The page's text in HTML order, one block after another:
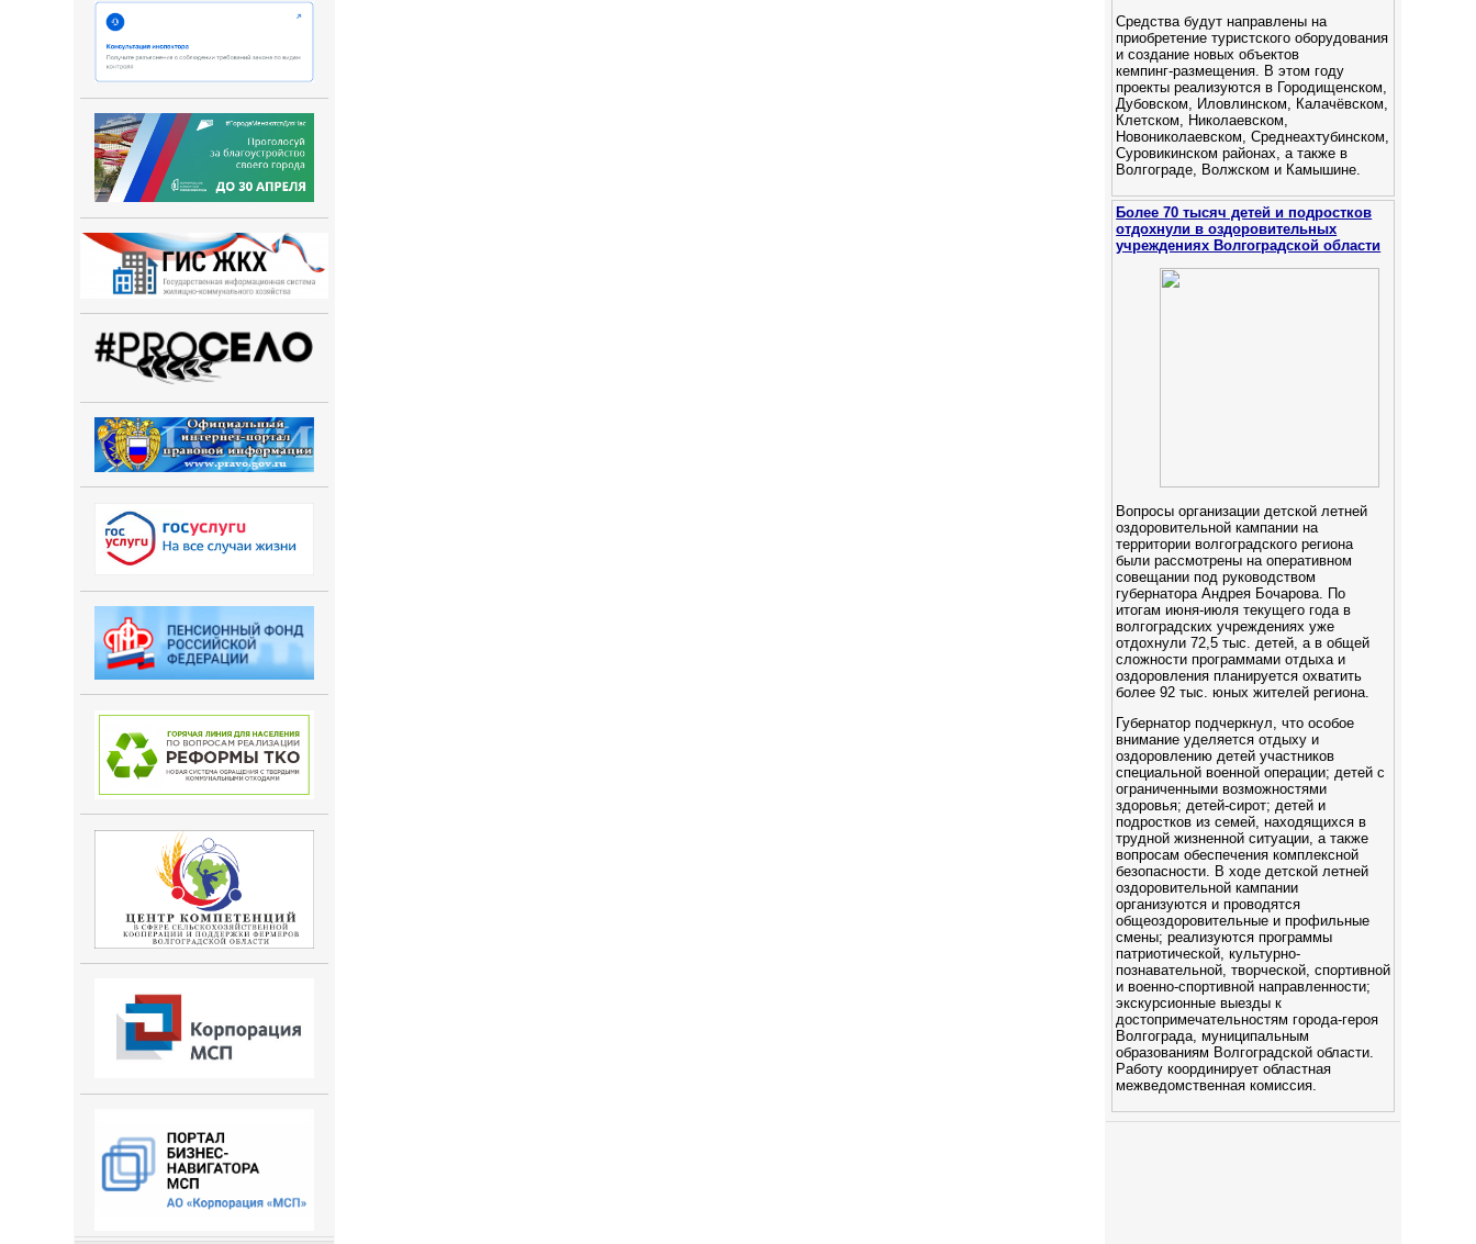
Средства будут направлены на
приобретение туристского оборудования
и создание новых объектов
кемпинг‑размещения. В этом году
проекты реализуются в Городищенском,
Дубовском, Иловлинском, Калачёвском,
Клетском, Николаевском,
Новониколаевском, Среднеахтубинском,
Суровикинском районах, а также в
Волгограде, Волжском и Камышине.
Более 70 тысяч детей и подростков
отдохнули в оздоровительных
учреждениях Волгоградской области
Вопросы организации детской летней
оздоровительной кампании на
территории волгоградского региона
были рассмотрены на оперативном
совещании под руководством
губернатора Андрея Бочарова. По
итогам июня-июля текущего года в
волгоградских учреждениях уже
отдохнули 72,5 тыс. детей, а в общей
сложности программами отдыха и
оздоровления планируется охватить
более 92 тыс. юных жителей региона.
Губернатор подчеркнул, что особое
внимание уделяется отдыху и
оздоровлению детей участников
специальной военной операции; детей с
ограниченными возможностями
здоровья; детей-сирот; детей и
подростков из семей, находящихся в
трудной жизненной ситуации, а также
вопросам обеспечения комплексной
безопасности. В ходе детской летней
оздоровительной кампании
организуются и проводятся
общеоздоровительные и профильные
смены; реализуются программы
патриотической, культурно-
познавательной, творческой, спортивной
и военно-спортивной направленности;
экскурсионные выезды к
достопримечательностям города-героя
Волгограда, муниципальным
образованиям Волгоградской области.
Работу координирует областная
межведомственная комиссия.